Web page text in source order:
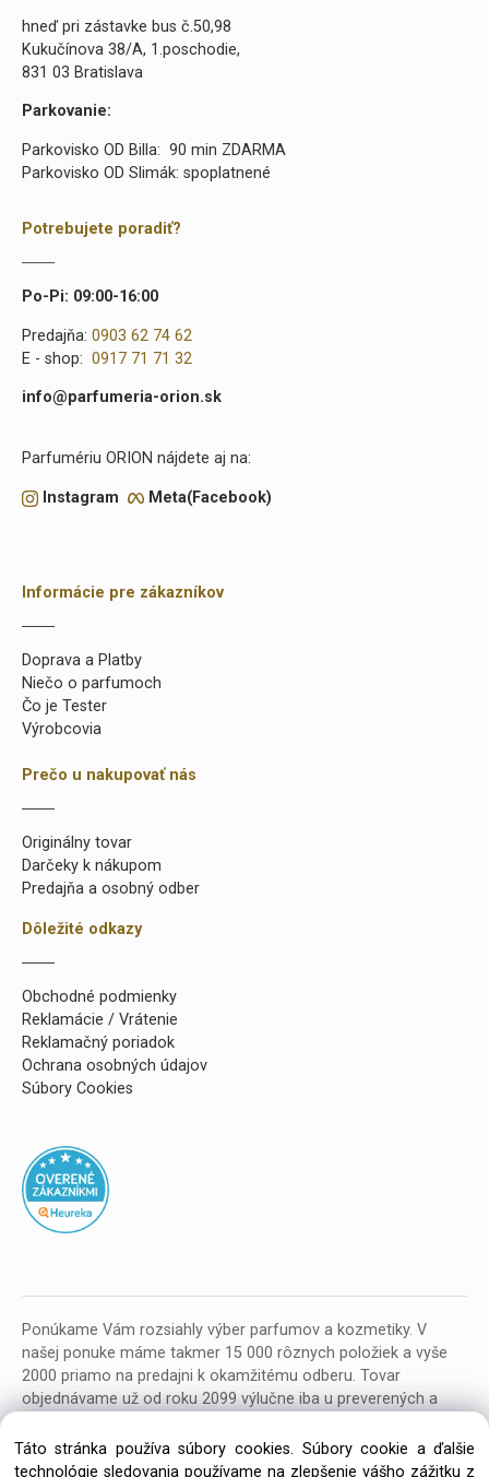
hneď pri zástavke bus č.50,98
Kukučínova 38/A, 1.poschodie,
831 03 Bratislava
Parkovanie:
Parkovisko OD Billa: 90 min ZDARMA
Parkovisko OD Slimák: spoplatnené
Potrebujete poradiť?
Po-Pi: 09:00-16:00
Predajňa: 0903 62 74 62
E - shop: 0917 71 71 32
info@parfumeria-orion.sk
Parfumériu ORION nájdete aj na:
Instagram Meta(Facebook)
Informácie pre zákazníkov
Doprava a Platby
Niečo o parfumoch
Čo je Tester
Výrobcovia
Prečo u nakupovať nás
Originálny tovar
Darčeky k nákupom
Predajňa a osobný odber
Dôležité odkazy
Obchodné podmienky
Reklamácie / Vrátenie
Reklamačný poriadok
Ochrana osobných údajov
Súbory Cookies
Ponúkame Vám rozsiahly výber parfumov a kozmetiky. V
našej ponuke máme takmer 15 000 rôznych položiek a vyše
2000 priamo na predajni k okamžitému odberu. Tovar
objednávame už od roku 2099 výlučne iba u preverených a
Táto stránka používa súbory cookies. Súbory cookie a ďalšie
technológie sledovania používame na zlepšenie vášho zážitku z